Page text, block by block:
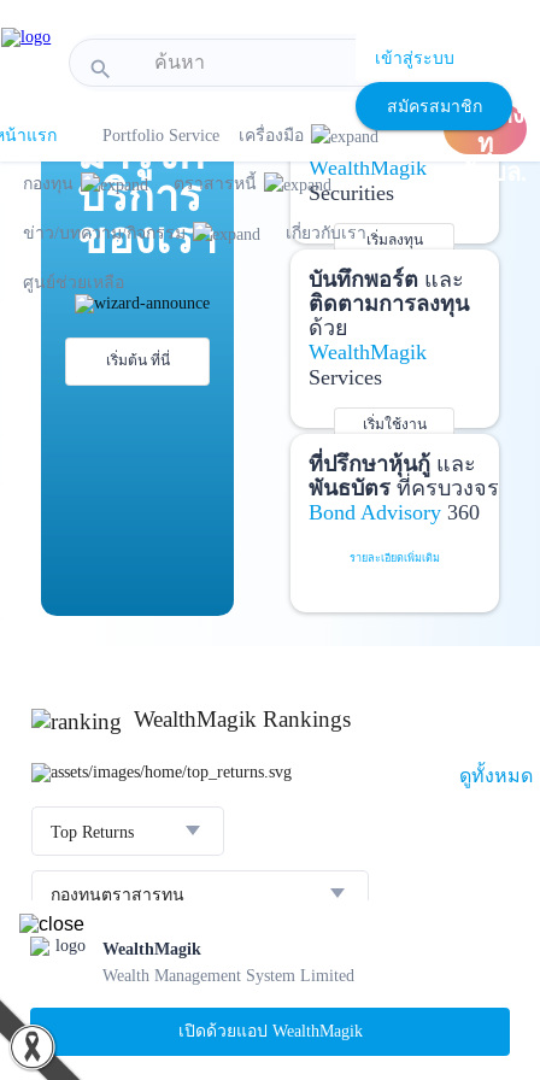
search เข้าสู่ระบบ
สมัครสมาชิก
น้าแรก
Portfolio Service เครื่องมือ
กองทุน ตราสารหนี้
ข่าว/บทความ/กิจกรรม เกี่ยวกับเรา
ศูนย์ช่วยเหลือ
เปิด
บัญชีลง
ทุ
นกับบล.
แนะนำ
มารู้จัก
บริการ
ของเรา
เริ่มต้น ที่นี่
เปิดบัญชี
และ
ลงทุนด้วยตัวเอง
ได้ที่
WealthMagik
Securities
เริ่มลงทุน
รายละเอียดเพิ่มเติม
บันทึกพอร์ตและ
ติดตามการลงทุน
ด้วย
WealthMagik
Services
เริ่มใช้งาน
รายละเอียดเพิ่มเติม
ที่ปรึกษาหุ้นกู้และ
พันธบัตรที่ครบวงจร
Bond Advisory360
รายละเอียดเพิ่มเติม
WealthMagik Rankings
ดูทั้งหมด
Top Returns
กองทุนตราสารทุน
กองทุน บลจ.
1
SCBBANKINGE
23.36 %
WealthMagik
Wealth Management System Limited
เปิดด้วยแอป WealthMagik